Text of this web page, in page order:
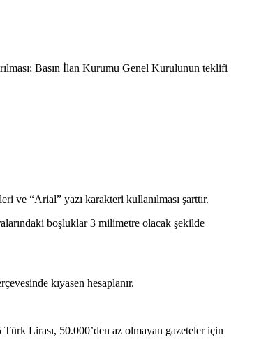
Basın İlan Kurumu Genel Kurulunun teklifi
ve “Arial” yazı karakteri kullanılması şarttır.
boşluklar 3 milimetre olacak şekilde
kıyasen hesaplanır.
Lirası, 50.000’den az olmayan gazeteler için